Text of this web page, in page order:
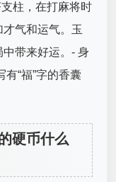
柱，在打麻将时
气和运气。玉
带来好运。- 身
有“福”字的香囊
硬币什么